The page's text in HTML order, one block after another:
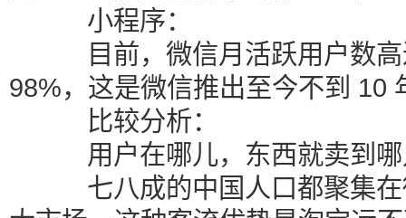
小程序：
目前，微信月活跃用户数高
98%，这是微信推出至今不到 10
比较分析：
用户在哪儿，东西就卖到哪
七八成的中国人口都聚集在